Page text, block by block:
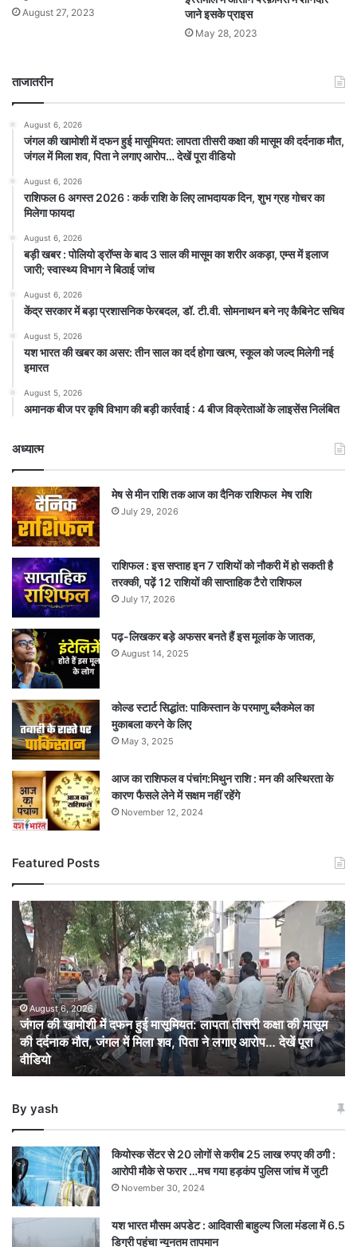
August 27, 2023
जाने इसके प्राइस
May 28, 2023
ताजातरीन
August 6, 2026
जंगल की खामोशी में दफन हुई मासूमियत: लापता तीसरी कक्षा की मासूम की दर्दनाक मौत,
जंगल में मिला शव, पिता ने लगाए आरोप… देखें पूरा वीडियो
August 6, 2026
राशिफल 6 अगस्त 2026 : कर्क राशि के लिए लाभदायक दिन, शुभ ग्रह गोचर का
मिलेगा फायदा
August 6, 2026
बड़ी खबर : पोलियो ड्रॉप्स के बाद 3 साल की मासूम का शरीर अकड़ा, एम्स में इलाज
जारी; स्वास्थ्य विभाग ने बिठाई जांच
August 6, 2026
केंद्र सरकार में बड़ा प्रशासनिक फेरबदल, डॉ. टी.वी. सोमनाथन बने नए कैबिनेट सचिव
August 5, 2026
यश भारत की खबर का असर: तीन साल का दर्द होगा खत्म, स्कूल को जल्द मिलेगी नई
इमारत
August 5, 2026
अमानक बीज पर कृषि विभाग की बड़ी कार्रवाई : 4 बीज विक्रेताओं के लाइसेंस निलंबित
अध्यात्म
मेष से मीन राशि तक आज का दैनिक राशिफल मेष राशि
July 29, 2026
राशिफल : इस सप्ताह इन 7 राशियों को नौकरी में हो सकती है
तरक्की, पढ़ें 12 राशियों की साप्ताहिक टैरो राशिफल
July 17, 2026
पढ़-लिखकर बड़े अफसर बनते हैं इस मूलांक के जातक,
August 14, 2025
कोल्ड स्टार्ट सिद्धांत: पाकिस्तान के परमाणु ब्लैकमेल का
मुकाबला करने के लिए
May 3, 2025
आज का राशिफल व पंचांग:मिथुन राशि : मन की अस्थिरता के
कारण फैसले लेने में सक्षम नहीं रहेंगे
November 12, 2024
Featured Posts
जंगल
खामोशी
में
दफन
हुई
मासूमियत:
लापता
तीसरी
कक्षा
की
की
दर्दनाक
जंगल
मिला
शव,
पिता
ने
August 6, 2026
जंगल की खामोशी में दफन हुई मासूमियत: लापता तीसरी कक्षा की मासूम
की दर्दनाक मौत, जंगल में मिला शव, पिता ने लगाए आरोप… देखें पूरा
वीडियो
By yash
कियोस्क सेंटर से 20 लोगों से करीब 25 लाख रुपए की ठगी :
आरोपी मौके से फरार …मच गया हड़कंप पुलिस जांच में जुटी
November 30, 2024
यश भारत मौसम अपडेट : आदिवासी बाहुल्य जिला मंडला में 6.5
डिग्री पहुंचा न्यूनतम तापमान